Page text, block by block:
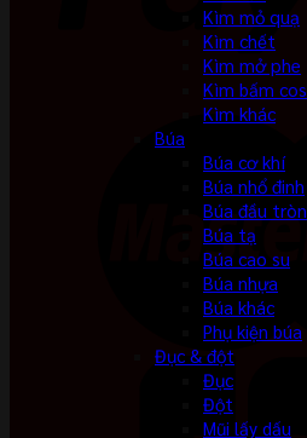
Kìm mỏ quạ
Kìm chết
Kìm mở phe
Kìm bấm cos
Kìm khác
Búa
Búa cơ khí
Búa nhổ đinh
Búa đầu tròn
Búa tạ
Búa cao su
Búa nhựa
Búa khác
Phụ kiện búa
Đục & đột
Đục
Đột
Mũi lấy dấu